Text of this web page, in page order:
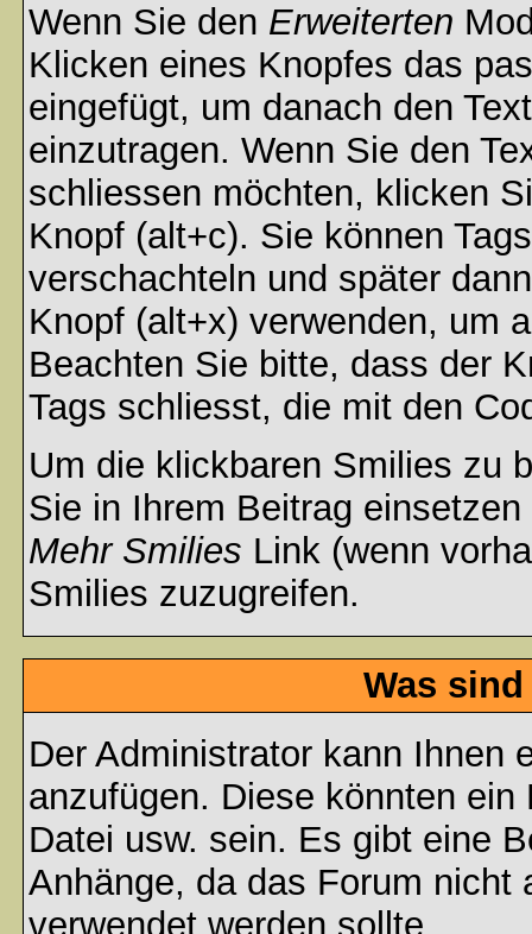
Wenn Sie den Erweiterten
Klicken eines Knopfes das
eingefügt, um danach den
einzutragen. Wenn Sie den
schliessen möchten, klicken
Knopf (alt+c). Sie können
verschachteln und später
Knopf (alt+x) verwenden, um
Beachten Sie bitte, dass der
Tags schliesst, die mit den
Um die klickbaren Smilies zu
Sie in Ihrem Beitrag
Mehr Smilies Link (wenn
Smilies zuzugreifen.
Was
Der Administrator kann Ihnen
anzufügen. Diese könnten
Datei usw. sein. Es gibt eine
Anhänge, da das Forum nicht
verwendet werden sollte.